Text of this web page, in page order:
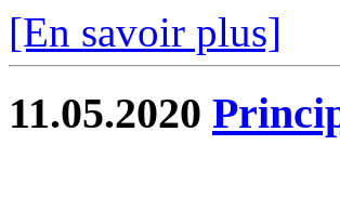
[En savoir plus]
11.05.2020